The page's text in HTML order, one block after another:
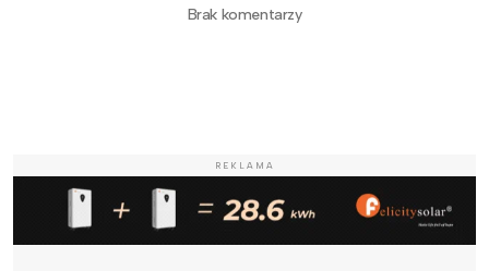
Brak komentarzy
REKLAMA